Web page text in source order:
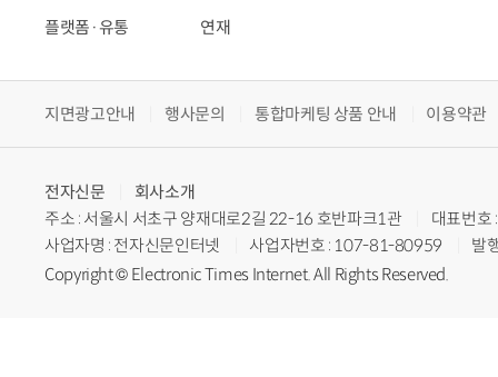
플랫폼·유통
연재
지면광고안내 행사문의 통합마케팅 상품 안내 이용약관
전자신문
회사소개
주소 : 서울시 서초구 양재대로2길 22-16 호반파크1관
대표번
사업자명 : 전자신문인터넷
사업자번호 : 107-81-80959
발
Copyright © Electronic Times Internet. All Rights Reserved.